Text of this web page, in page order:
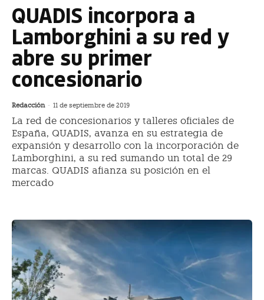
QUADIS incorpora a
Lamborghini a su red y
abre su primer
concesionario
Redacción - 11 de septiembre de 2019
La red de concesionarios y talleres oficiales de
España, QUADIS, avanza en su estrategia de
expansión y desarrollo con la incorporación de
Lamborghini, a su red sumando un total de 29
marcas. QUADIS afianza su posición en el
mercado